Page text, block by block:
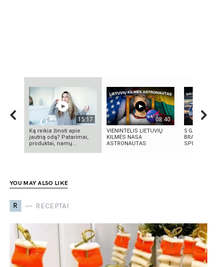
15:17
Ką reikia žinoti apie
jautrią odą? Patarimai,
produktai, namų...
08:40
VIENINTELIS LIETUVIŲ
KILMĖS NASA
ASTRONAUTAS
5
SPROGIMAI
YOU MAY ALSO LIKE
R RECEPTAI